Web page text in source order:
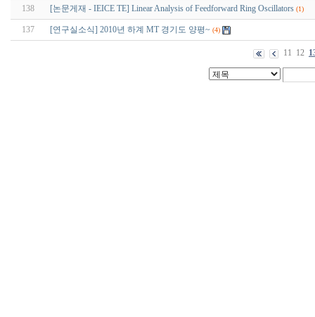
138 [논문게재 - IEICE TE] Linear Analysis of Feedforward Ring Oscillators (1)
137 [연구실소식] 2010년 하계 MT 경기도 양평~ (4)
11 12